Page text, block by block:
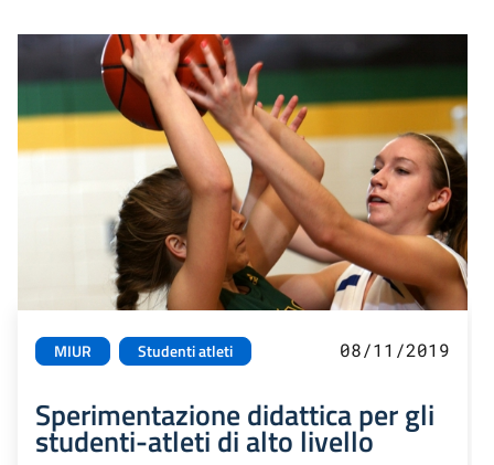
MIUR Studenti atleti 08/11/2019
Sperimentazione didattica per gli
studenti-atleti di alto livello